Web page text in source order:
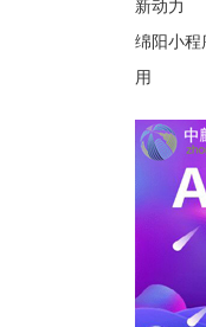
新动力
绵阳小程
用